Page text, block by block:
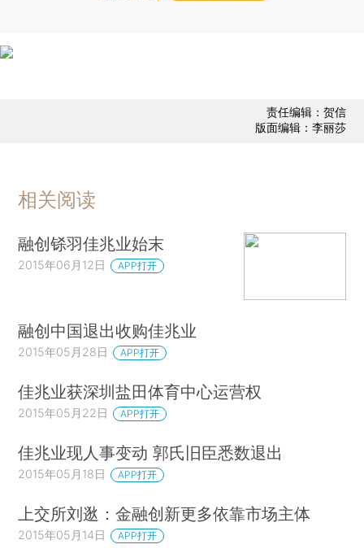
责任编辑：贺信
版面编辑：李丽莎
相关阅读
融创铩羽佳兆业始末
2015年06月12日 APP打开
融创中国退出收购佳兆业
2015年05月28日 APP打开
佳兆业获深圳盐田体育中心运营权
2015年05月22日 APP打开
佳兆业现人事变动 郭氏旧臣悉数退出
2015年05月18日 APP打开
上交所刘逖：金融创新更多依靠市场主体
2015年05月14日 APP打开